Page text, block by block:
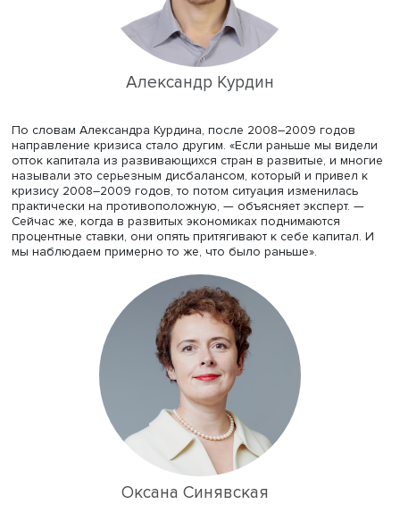
точки зрения смягчения экономических условий была
довольно устойчивой, — отмечает он. — И сейчас мы
что ситуация не так плоха, как во время предыдущего
кризиса». Во многом благодаря тому, что извлечены
то же время современные подходы финансистов,
Александр Курдин
По словам Александра Курдина, после 2008–2009
направление кризиса стало другим. «Если раньше мы
отток капитала из развивающихся стран в развитые, и
называли это серьезным дисбалансом, который и